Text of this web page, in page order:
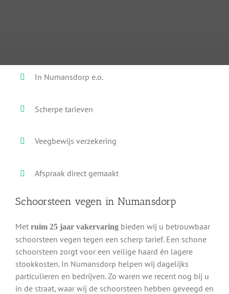
In Numansdorp e.o.
Scherpe tarieven
Veegbewijs verzekering
Afspraak direct gemaakt
Schoorsteen vegen in Numansdorp
Met ruim 25 jaar vakervaringbieden wij u betrouwbaar
schoorsteen vegen tegen een scherp tarief. Een schone
schoorsteen zorgt voor een veilige haard én lagere
stookkosten. In Numansdorp helpen wij dagelijks
particulieren en bedrijven. Zo waren we recent nog bij u
in de straat, waar wij de schoorsteen hebben geveegd en